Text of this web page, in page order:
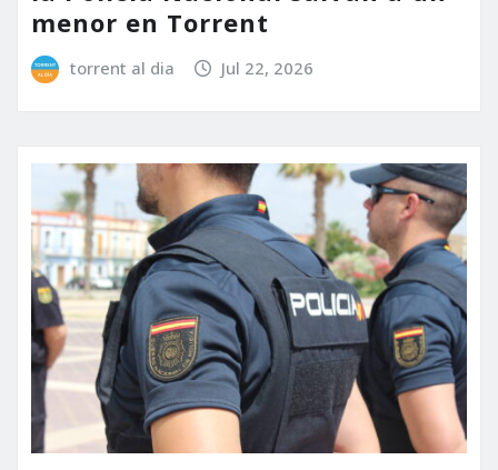
menor en Torrent
torrent al dia Jul 22, 2026